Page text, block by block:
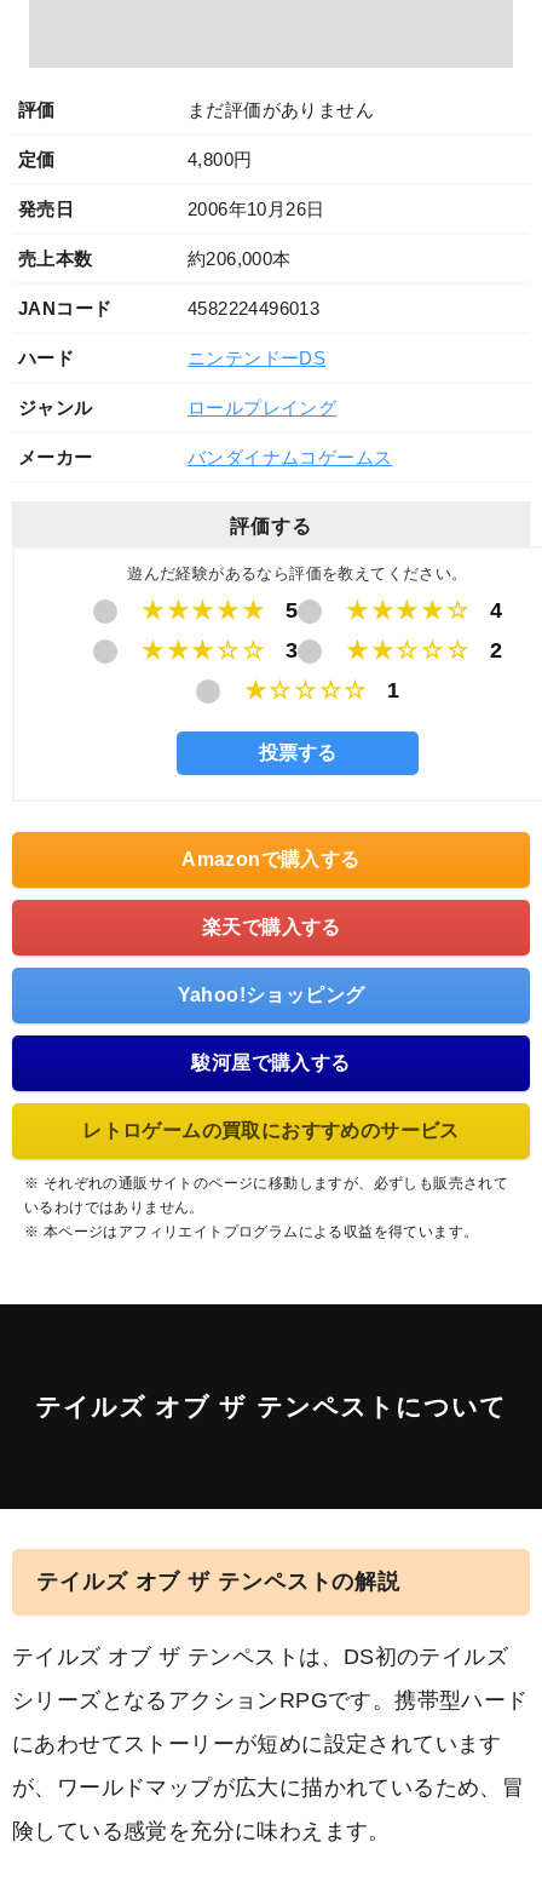
評価 まだ評価がありません
定価 4,800円
発売日 2006年10月26日
売上本数 約206,000本
JANコード 4582224496013
ハード ニンテンドーDS
ジャンル ロールプレイング
メーカー バンダイナムコゲームス
評価する
遊んだ経験があるなら評価を教えてください。
★★★★★ 5 ★★★★☆
4
★★★☆☆
3 ★★☆☆☆
2
★☆☆☆☆
1
Amazonで購入する
楽天で購入する
Yahoo!ショッピング
駿河屋で購入する
レトロゲームの買取におすすめのサービス
※ それぞれの通販サイトのページに移動しますが、必ずしも販売されて
いるわけではありません。
※ 本ページはアフィリエイトプログラムによる収益を得ています。
テイルズ オブ ザ テンペストについて
テイルズ オブ ザ テンペストの解説
テイルズ オブ ザ テンペストは、DS初のテイルズ
シリーズとなるアクションRPGです。携帯型ハード
にあわせてストーリーが短めに設定されています
が、ワールドマップが広大に描かれているため、冒
険している感覚を充分に味わえます。